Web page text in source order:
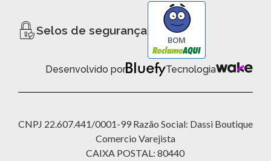
Selos de segurança
BOM
Desenvolvido por Tecnologia
CNPJ 22.607.441/0001-99 Razão Social: Dassi Boutique
Comercio Varejista
CAIXA POSTAL: 80440